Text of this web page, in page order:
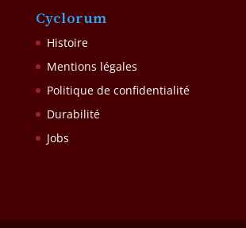
Cyclorum
Histoire
Mentions légales
Politique de confidentialité
Durabilité
Jobs